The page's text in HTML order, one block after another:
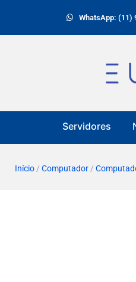
WhatsApp: (11)
Servidores
Início / Computador /